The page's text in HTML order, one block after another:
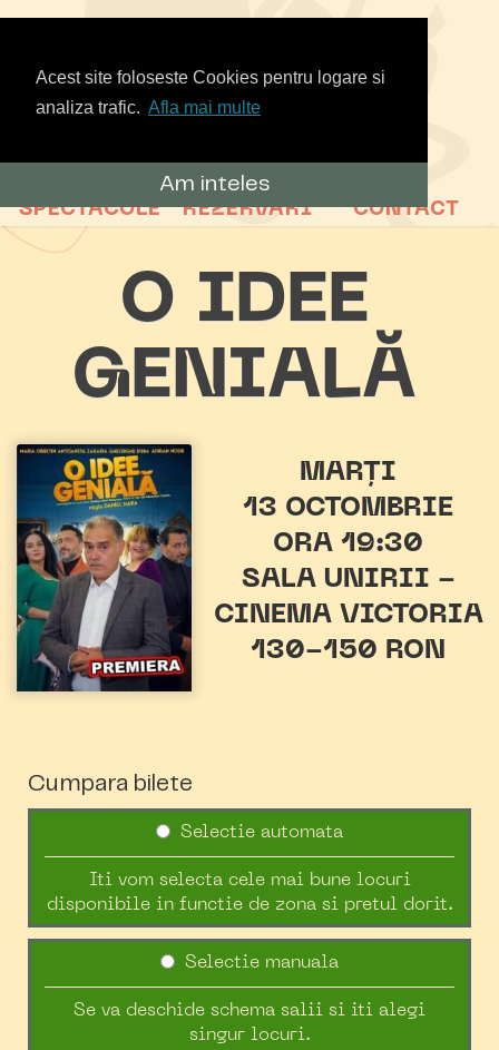
Acest site foloseste Cookies pentru logare si
analiza trafic. Afla mai multe
Am inteles
SPECTACOLE REZERVARI CONTACT
O IDEE
GENIALĂ
MARȚI
13 OCTOMBRIE
ORA 19:30
SALA UNIRII -
CINEMA VICTORIA
130-150 RON
Cumpara bilete
Selectie automata
Iti vom selecta cele mai bune locuri
disponibile in functie de zona si pretul dorit.
Selectie manuala
Se va deschide schema salii si iti alegi
singur locuri.